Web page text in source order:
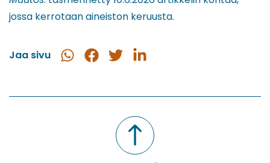
jossa kerrotaan aineiston keruusta.
Jaa sivu
Jaa
Jaa
Jaa
Jaa